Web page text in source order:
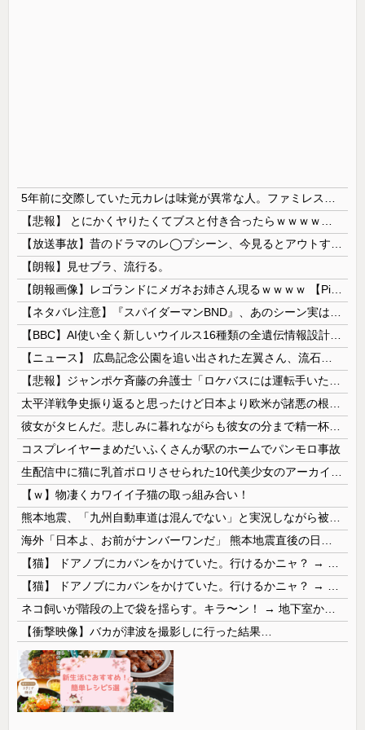
【朗報】見せブラ、流行る。
コスプレイヤーまめだいふくさんが駅のホームでパンモロ事故
【ｗ】物凄くカワイイ子猫の取っ組み合い！
【衝撃映像】バカが津波を撮影しに行った結果…